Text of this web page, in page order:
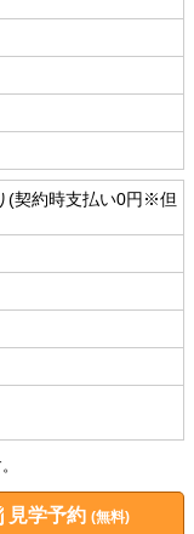
(契約時支払い0円※但
見学予約(無料)